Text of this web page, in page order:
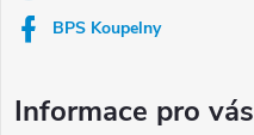
BPS Koupelny
Informace pro vás